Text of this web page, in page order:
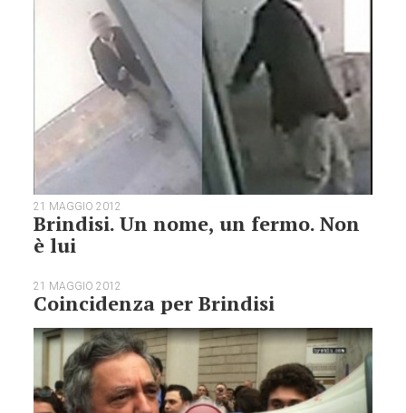
21 MAGGIO 2012
Brindisi. Un nome, un fermo. Non
è lui
21 MAGGIO 2012
Coincidenza per Brindisi